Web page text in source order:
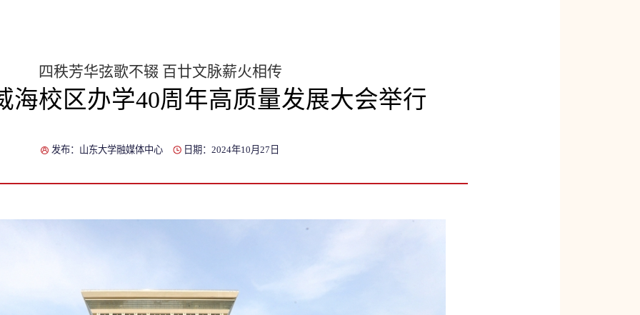
四秩芳华弦歌不辍 百廿文脉薪火相传
海校区办学40周年高质量发展大会举行
发布：山东大学融媒体中心 日期：2024年10月27日